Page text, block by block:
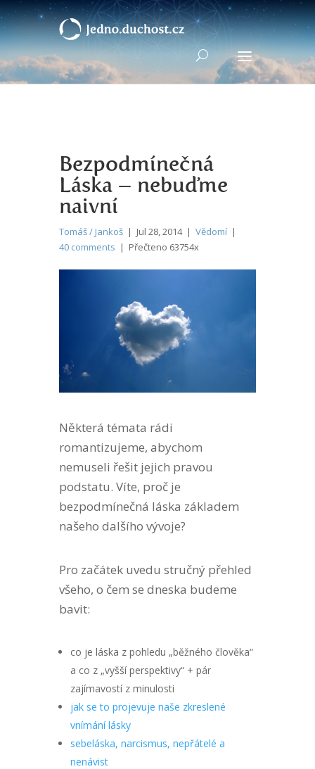
Bezpodmínečná
Láska – nebuďme
naivní
Tomáš / Jankoš | Jul 28, 2014 | Vědomí |
40 comments | Přečteno 63754x
Některá témata rádi
romantizujeme, abychom
nemuseli řešit jejich pravou
podstatu. Víte, proč je
bezpodmínečná láska základem
našeho dalšího vývoje?
Pro začátek uvedu stručný přehled
všeho, o čem se dneska budeme
bavit:
co je láska z pohledu „běžného člověka“
a co z „vyšší perspektivy“ + pár
zajímavostí z minulosti
jak se to projevuje naše zkreslené
vnímání lásky
sebeláska, narcismus, nepřátelé a
nenávist